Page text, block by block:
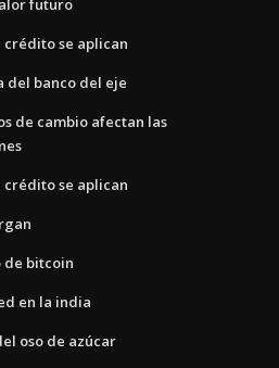
futuro
se aplican
del banco del eje
de cambio afectan las
se aplican
de bitcoin
en la india
oso de azúcar